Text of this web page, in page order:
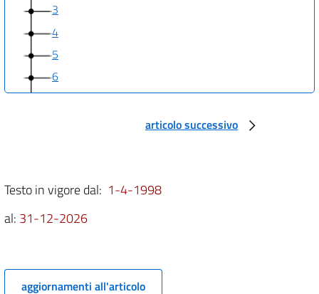
3
4
5
6
7
11
articolo successivo
Testo in vigore dal: 1-4-1998
al: 31-12-2026
aggiornamenti all'articolo